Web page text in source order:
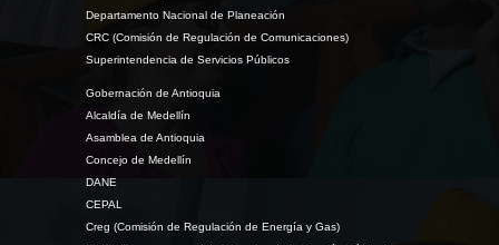
Departamento Nacional de Planeación
CRC (Comisión de Regulación de Comunicaciones)
Superintendencia de Servicios Públicos
Gobernación de Antioquia
Alcaldía de Medellín
Asamblea de Antioquia
Concejo de Medellín
DANE
CEPAL
Creg (Comisión de Regulación de Energía y Gas)